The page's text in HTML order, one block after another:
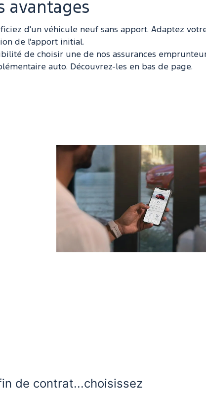
avantages
d'un véhicule neuf sans apport. Adaptez
de l'apport initial.
de choisir une de nos assurances
auto. Découvrez-les en bas de page.
de contrat...choisissez